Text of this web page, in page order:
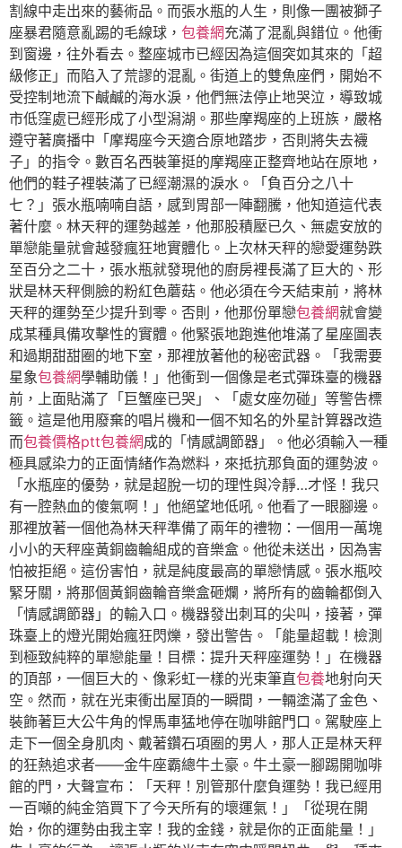
割線中走出來的藝術品。而張水瓶的人生，則像一團被獅子
座暴君隨意亂踢的毛線球， 包養網充滿了混亂與錯位。他衝
到窗邊，往外看去。整座城市已經因為這個突如其來的「超
級修正」而陷入了荒謬的混亂。街道上的雙魚座們，開始不
受控制地流下鹹鹹的海水淚，他們無法停止地哭泣，導致城
市低窪處已經形成了小型潟湖。那些摩羯座的上班族，嚴格
遵守著廣播中「摩羯座今天適合原地踏步，否則將失去襪
子」的指令。數百名西裝筆挺的摩羯座正整齊地站在原地，
他們的鞋子裡裝滿了已經潮濕的淚水。「負百分之八十
七？」張水瓶喃喃自語，感到胃部一陣翻騰，他知道這代表
著什麼。林天秤的運勢越差，他那股積壓已久、無處安放的
單戀能量就會越發瘋狂地實體化。上次林天秤的戀愛運勢跌
至百分之二十，張水瓶就發現他的廚房裡長滿了巨大的、形
狀是林天秤側臉的粉紅色蘑菇。他必須在今天結束前，將林
天秤的運勢至少提升到零。否則，他那份單戀包養網就會變
成某種具備攻擊性的實體。他緊張地跑進他堆滿了星座圖表
和過期甜甜圈的地下室，那裡放著他的秘密武器。「我需要
星象包養網學輔助儀！」他衝到一個像是老式彈珠臺的機器
前，上面貼滿了「巨蟹座已哭」、「處女座勿碰」等警告標
籤。這是他用廢棄的唱片機和一個不知名的外星計算器改造
而包養價格ptt包養網成的「情感調節器」。他必須輸入一種
極具感染力的正面情緒作為燃料，來抵抗那負面的運勢波。
「水瓶座的優勢，就是超脫一切的理性與冷靜…才怪！我只
有一腔熱血的傻氣啊！」他絕望地低吼。他看了一眼腳邊。
那裡放著一個他為林天秤準備了兩年的禮物：一個用一萬塊
小小的天秤座黃銅齒輪組成的音樂盒。他從未送出，因為害
怕被拒絕。這份害怕，就是純度最高的單戀情感。張水瓶咬
緊牙關，將那個黃銅齒輪音樂盒砸爛，將所有的齒輪都倒入
「情感調節器」的輸入口。機器發出刺耳的尖叫，接著，彈
珠臺上的燈光開始瘋狂閃爍，發出警告。「能量超載！檢測
到極致純粹的單戀能量！目標：提升天秤座運勢！」在機器
的頂部，一個巨大的、像彩虹一樣的光束筆直包養地射向天
空。然而，就在光束衝出屋頂的一瞬間，一輛塗滿了金色、
裝飾著巨大公牛角的悍馬車猛地停在咖啡館門口。駕駛座上
走下一個全身肌肉、戴著鑽石項圈的男人，那人正是林天秤
的狂熱追求者——金牛座霸總牛土豪。牛土豪一腳踢開咖啡
館的門，大聲宣布：「天秤！別管那什麼負運勢！我已經用
一百噸的純金箔買下了今天所有的壞運氣！」「從現在開
始，你的運勢由我主宰！我的金錢，就是你的正面能量！」